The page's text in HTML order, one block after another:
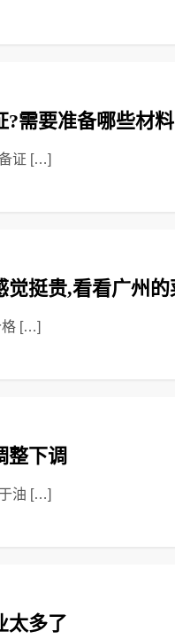
需要准备哪些材
证 […]
觉挺贵,看看广州
格 […]
整下调
油 […]
太多了